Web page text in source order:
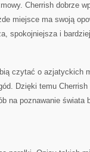
Cherrish dobrze
miejsce ma swoją
spokojniejsza i
czytać o azjatyckich
Dzięki temu
na poznawanie świata